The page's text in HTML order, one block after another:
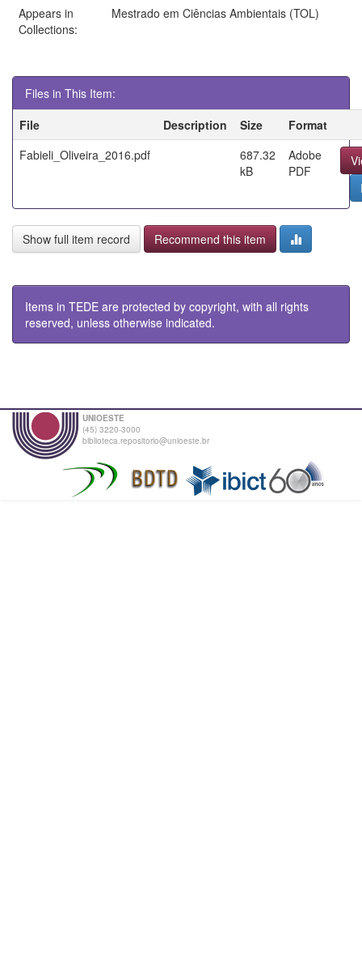
Appears in
Collections:
Mestrado em Ciências Ambientais (TOL)
Files in This Item:
File
Description Size
Format
Fabieli_Oliveira_2016.pdf
687.32
kB
Adobe
PDF
Show full item record Recommend this item
Items in TEDE are protected by copyright, with all rights
reserved, unless otherwise indicated.
UNIOESTE
(45) 3220-3000
biblioteca.repositorio@unioeste.br